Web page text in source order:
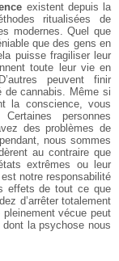
existent depuis la
ritualisées de
modernes. Quel que
que des gens en
puisse fragiliser leur
toute leur vie en
peuvent finir
de cannabis. Même si
la conscience, vous
personnes
des problèmes de
nous sommes
au contraire que
extrêmes ou leur
notre responsabilité
effets de tout ce que
d’arrêter totalement
pleinement vécue peut
la psychose nous